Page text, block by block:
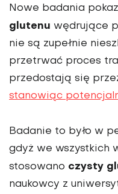
Nowe badania
glutenu wędrujące
nie są zupełnie
przetrwać proces
przedostają się
stanowiąc
Badanie to było w
gdyż we wszystkich
stosowano czysty
naukowcy z